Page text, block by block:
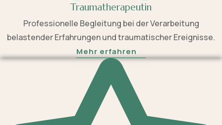
Traumatherapeutin
Professionelle Begleitung bei der Verarbeitung
belastender Erfahrungen und traumatischer Ereignisse.
Mehr erfahren